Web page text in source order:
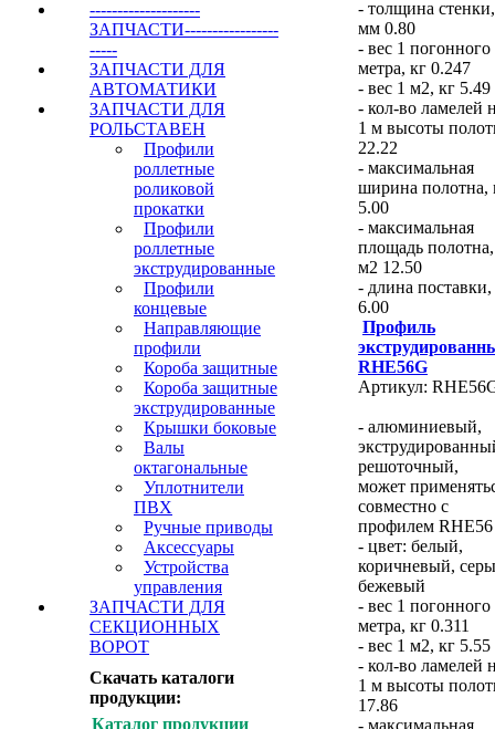
--------------------
ЗАПЧАСТИ-----------------
-----
ЗАПЧАСТИ ДЛЯ
АВТОМАТИКИ
ЗАПЧАСТИ ДЛЯ
РОЛЬСТАВЕН
Профили
роллетные
роликовой
прокатки
Профили
роллетные
экструдированные
Профили
концевые
Направляющие
профили
Короба защитные
Короба защитные
экструдированные
Крышки боковые
Валы
октагональные
Уплотнители
ПВХ
Ручные приводы
Аксессуары
Устройства
управления
ЗАПЧАСТИ ДЛЯ
СЕКЦИОННЫХ
ВОРОТ
Скачать каталоги
продукции:
Каталог продукции
- толщина стенки,
мм 0.80
- вес 1 погонного
метра, кг 0.247
- вес 1 м2, кг 5.49
- кол-во ламелей
1 м высоты
22.22
- максимальная
ширина полотна,
5.00
- максимальная
площадь полотна,
м2 12.50
- длина
6.00
Профиль
RHE56G
Артикул:
- алюминиевый,
решоточный,
может
совместно с
профилем RHE56
- цвет: белый,
коричневый,
бежевый
- вес 1 погонного
метра, кг 0.311
- вес 1 м2, кг 5.55
- кол-во ламелей
1 м высоты
17.86
- максимальная